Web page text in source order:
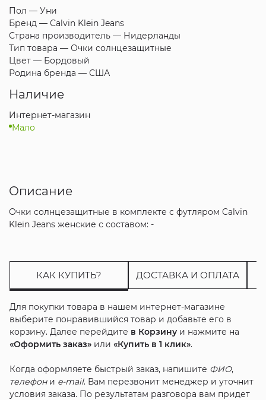
Пол — Уни
Бренд — Calvin Klein Jeans
Страна производитель — Нидерланды
Тип товара — Очки солнцезащитные
Цвет — Бордовый
Родина бренда — США
Наличие
Интернет-магазин
Мало
Описание
Очки солнцезащитные в комплекте с футляром Calvin
Klein Jeans женские с составом: -
КАК КУПИТЬ? ДОСТАВКА И ОПЛАТА
Для покупки товара в нашем интернет-магазине
выберите понравившийся товар и добавьте его в
корзину. Далее перейдите в Корзинуи нажмите на
«Оформить заказ»или «Купить в 1 клик».
Когда оформляете быстрый заказ, напишите ФИО,
телефони e-mail. Вам перезвонит менеджер и уточнит
условия заказа. По результатам разговора вам придет